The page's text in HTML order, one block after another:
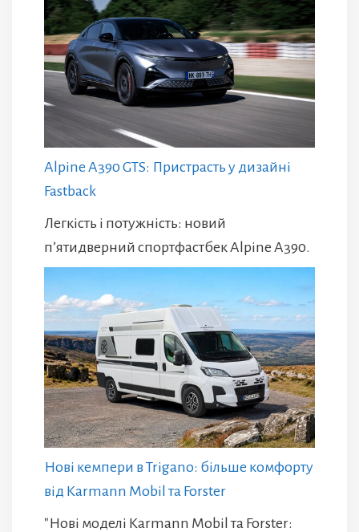
Alpine A390 GTS: Пристрасть у дизайні
Fastback
Легкість і потужність: новий
п’ятидверний спортфастбек Alpine A390.
Нові кемпери в Trigano: більше комфорту
від Karmann Mobil та Forster
"Нові моделі Karmann Mobil та Forster: